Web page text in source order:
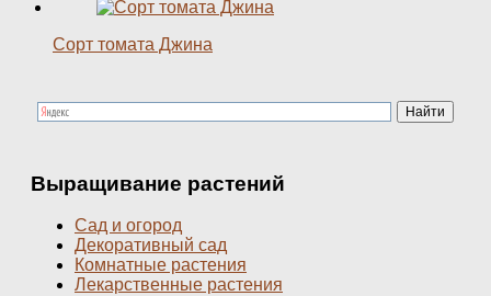
Сорт томата Джина
Выращивание растений
Сад и огород
Декоративный сад
Комнатные растения
Лекарственные растения